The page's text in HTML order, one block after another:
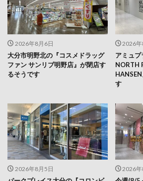
2026年8月6日
大分市明野北の『コスメドラッグ
ファン サンリブ明野店』が閉店す
るそうです
2026
アミュ
NORTH
す
2026年8月5日 2026年